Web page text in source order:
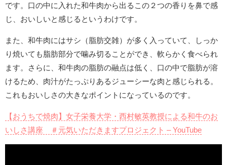
です。口の中に入れた和牛肉から出るこの２つの香りを鼻で感
じ、おいしいと感じるというわけです。
また、和牛肉にはサシ（脂肪交雑）が多く入っていて、しっか
り焼いても脂肪部分で噛み切ることができ、軟らかく食べられ
ます。さらに、和牛肉の脂肪の融点は低く、口の中で脂肪が溶
けるため、肉汁がたっぷりあるジューシーな肉と感じられる。
これもおいしさの大きなポイントになっているのです。
【おうちで焼肉】女子栄養大学・西村敏英教授による和牛のお
いしさ講座 ＃元気いただきますプロジェクト – YouTube